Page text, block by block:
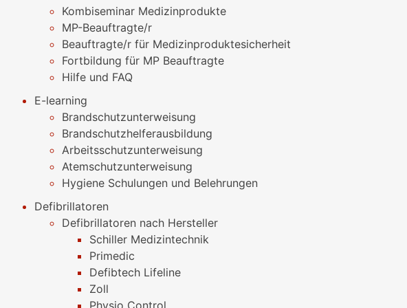
Kombiseminar Medizinprodukte
MP-Beauftragte/r
Beauftragte/r für Medizinproduktesicherheit
Fortbildung für MP Beauftragte
Hilfe und FAQ
E-learning
Brandschutzunterweisung
Brandschutzhelferausbildung
Arbeitsschutzunterweisung
Atemschutzunterweisung
Hygiene Schulungen und Belehrungen
Defibrillatoren
Defibrillatoren nach Hersteller
Schiller Medizintechnik
Primedic
Defibtech Lifeline
Zoll
Physio Control